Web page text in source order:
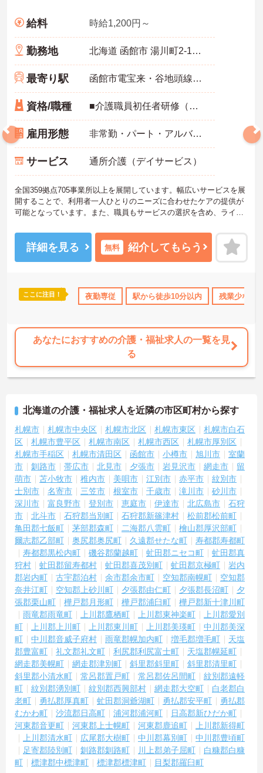
きる環境で、心身のゆとりを維持できます。
【手厚い資格取得支援や継続雇用制度で、将来の安心感が得られま
す】
・勤務時間内で受講可能な資格取得サポートが整備されているた
め、働きながら着実に認知症ケアの専門性を磨けます。
り、一つの職場で安定して長く活躍し続けることが可能です。
ポート 研修制度あり 産休･育休･介護休暇取得実績あり 交通
給料 時給1,200円～
勤務地 北海道 函館市 湯川町2-14-22
最寄り駅 函館市電宝来・谷地頭線「湯の川駅」徒歩5分
資格/職種 ■介護職員初任者研修（ヘルパー2級）以上
雇用形態 非常勤・パート・アルバイト
サービス 通所介護（デイサービス）
全国359拠点705事業所以上を展開しています。幅広いサービスを展
開することで、利用者一人ひとりのニーズに合わせたケアの提供が
可能となっています。また、職員もサービスの選択を含め、ライフ
もちろん、サービス・職種ごとに研修カリキュラムが整っており学
び成長できる環境です。
ご興味のある方は面接対策ポイントなどお話致しますのでお気軽に
詳細を見る 無料 紹介してもらう
ここに注目！ 夜勤専従 駅から徒歩10分以内 残業少なめ
あなたにおすすめの介護・福祉求人の一覧を見
る
北海道の介護・福祉求人を近隣の市区町村から探す
札幌市 札幌市中央区 札幌市北区 札幌市東区
札幌市白石
区
札幌市豊平区 札幌市南区 札幌市西区
札幌市厚別区
札幌市手稲区
札幌市清田区 函館市 小樽市 旭川市
室蘭
市
釧路市 帯広市 北見市 夕張市 岩見沢市 網走市
留
萌市
苫小牧市 稚内市 美唄市 江別市 赤平市
紋別市
士別市
名寄市 三笠市 根室市 千歳市 滝川市
砂川市
深川市
富良野市 登別市 恵庭市 伊達市 北広島市
石狩
市
北斗市 石狩郡当別町 石狩郡新篠津村
松前郡松前町
亀田郡七飯町
茅部郡森町 二海郡八雲町
檜山郡厚沢部町
爾志郡乙部町
奥尻郡奥尻町 久遠郡せたな町
寿都郡寿都町
寿都郡黒松内町
磯谷郡蘭越町 虻田郡ニセコ町
虻田郡真
狩村
虻田郡留寿都村 虻田郡喜茂別町 虻田郡京極町
岩内
郡岩内町
古宇郡泊村 余市郡余市町 空知郡南幌町
空知郡
奈井江町
空知郡上砂川町 夕張郡由仁町 夕張郡長沼町
夕
張郡栗山町
樺戸郡月形町 樺戸郡浦臼町
樺戸郡新十津川町
雨竜郡雨竜町
上川郡鷹栖町 上川郡東神楽町
上川郡愛別
町
上川郡上川町 上川郡東川町 上川郡美瑛町
中川郡美深
町
中川郡音威子府村 雨竜郡幌加内町 増毛郡増毛町
天塩
郡豊富町
礼文郡礼文町 利尻郡利尻富士町
天塩郡幌延町
網走郡美幌町
網走郡津別町 斜里郡斜里町
斜里郡清里町
斜里郡小清水町
常呂郡置戸町 常呂郡佐呂間町
紋別郡遠軽
町
紋別郡湧別町 紋別郡西興部村 網走郡大空町
白老郡白
老町
勇払郡厚真町 虻田郡洞爺湖町 勇払郡安平町
勇払郡
むかわ町
沙流郡日高町 浦河郡浦河町
日高郡新ひだか町
河東郡音更町
河東郡上士幌町 河東郡鹿追町
上川郡新得町
上川郡清水町
広尾郡大樹町 中川郡幕別町
中川郡豊頃町
足寄郡陸別町
釧路郡釧路町 川上郡弟子屈町
白糠郡白糠
町
標津郡中標津町 標津郡標津町 目梨郡羅臼町